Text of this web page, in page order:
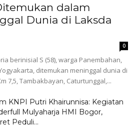
dalam
Dunia di Laksda
0
berinisial S (58), warga Panembahan,
ditemukan meninggal dunia di
7,5, Tambakbayan, Caturtunggal,...
KNPI Putri Khairunnisa: Kegiatan
Mulyaharja HMI Bogor,
Peduli...